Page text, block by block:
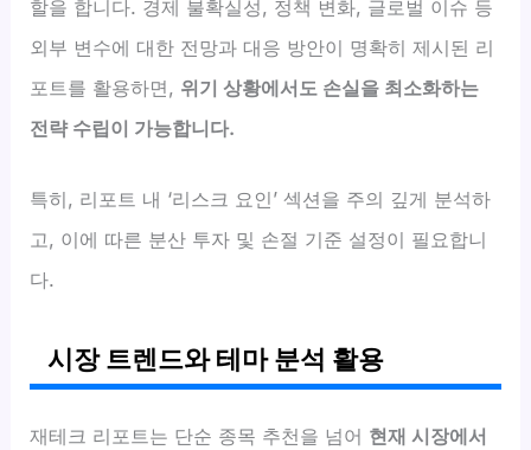
할을 합니다. 경제 불확실성, 정책 변화, 글로벌 이슈 등
외부 변수에 대한 전망과 대응 방안이 명확히 제시된 리
포트를 활용하면, 위기 상황에서도 손실을 최소화하는
전략 수립이 가능합니다.
특히, 리포트 내 ‘리스크 요인’ 섹션을 주의 깊게 분석하
고, 이에 따른 분산 투자 및 손절 기준 설정이 필요합니
다.
시장 트렌드와 테마 분석 활용
재테크 리포트는 단순 종목 추천을 넘어 현재 시장에서